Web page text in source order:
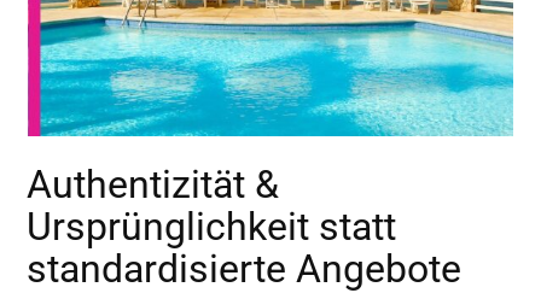
Authentizität &
Ursprünglichkeit statt
standardisierte Angebote